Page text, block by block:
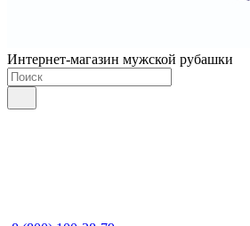
Интернет-магазин мужской рубашки